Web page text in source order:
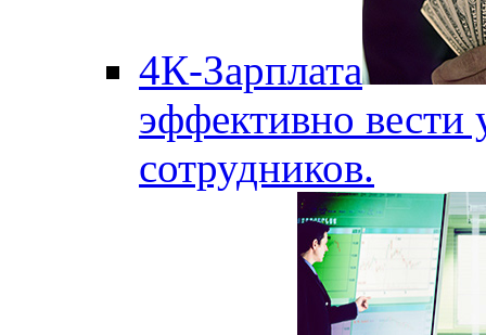
4К-Зарплата
эффективно вести
сотрудников.